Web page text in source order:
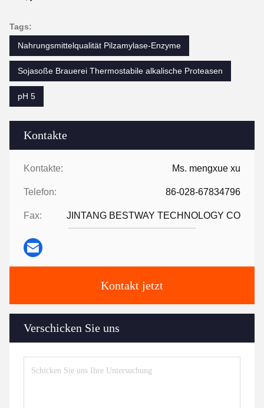
Kontakte
Kontakte: Ms. mengxue xu
Telefon: 86-028-67834796
Fax: JINTANG BESTWAY TECHNOLOGY CO
Kontakt jetzt
Verschicken Sie uns
Tags:
Nahrungsmittelqualität Pilzamylase-Enzyme
Sojasoße Brauerei Thermostabile alkalische Proteasen
pH 5